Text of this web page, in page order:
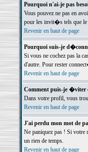
Pourquoi n'ai-je pas
Vous pouvez ne pas en
pour les invit�s tels que le
Revenir en haut de page
Pourquoi suis-je
Si vous ne cochez pas la
d'autre. Pour rester
Revenir en haut de page
Comment puis-je �viter
Dans votre profil, vous
Revenir en haut de page
J'ai perdu mon mot de
Ne paniquez pas ! Si
un rien de temps.
Revenir en haut de page